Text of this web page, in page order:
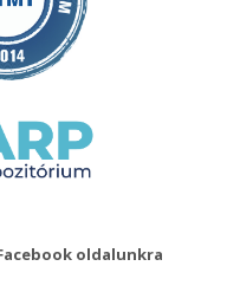
oldalunkra